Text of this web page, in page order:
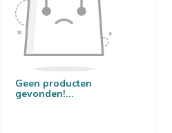
Geen producten
gevonden!...